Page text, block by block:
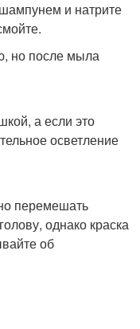
и натрите
но после мыла
а если это
осветление
перемешать
однако краска
об